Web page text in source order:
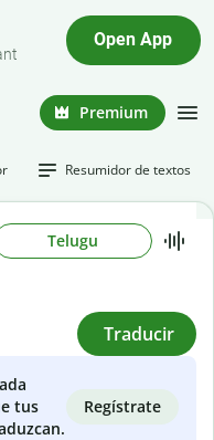
Open App
Premium
Resumidor de textos
Telugu
Traducir
tus
Regístrate